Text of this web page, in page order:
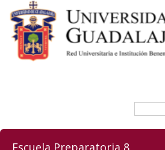
contenido
principal
Buscar
Escuela Preparatoria 8